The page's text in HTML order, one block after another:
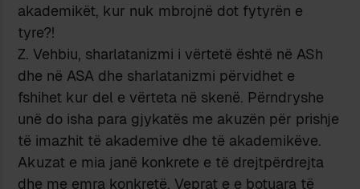
akademikët, kur nuk mbrojnë dot fytyrën e
tyre?!
Z. Vehbiu, sharlatanizmi i vërtetë është në ASh
dhe në ASA dhe sharlatanizmi përvidhet e
fshihet kur del e vërteta në skenë. Përndryshe
unë do isha para gjykatës me akuzën për prishje
të imazhit të akademive dhe të akademikëve.
Akuzat e mia janë konkrete e të drejtpërdrejta
dhe me emra konkretë. Veprat e e botuara të